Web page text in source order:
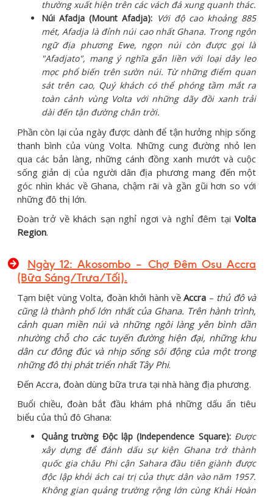
thường xuất hiện trên các vách đá xung quanh thác.
Núi Afadja (Mount Afadja): Với độ cao khoảng 885
mét, Afadja là đỉnh núi cao nhất Ghana. Trong ngôn
ngữ địa phương Ewe, ngọn núi còn được gọi là
"Afadjato", mang ý nghĩa gắn liền với loại dây leo
mọc phổ biến trên sườn núi. Từ những điểm quan
sát trên cao, Quý khách có thể phóng tầm mắt ra
toàn cảnh vùng Volta với những dãy đồi xanh trải
dài đến tận đường chân trời.
Phần còn lại của ngày được dành để tận hưởng nhịp sống
thanh bình của vùng Volta. Những cung đường nhỏ len
qua các bản làng, những cánh đồng xanh mướt và cuộc
sống giản dị của người dân địa phương mang đến một
góc nhìn khác về Ghana, chậm rãi và gần gũi hơn so với
những đô thị lớn.
Đoàn trở về khách sạn nghỉ ngơi và nghỉ đêm tại Volta
Region.
Ngày 12: Akosombo – Chợ Đêm Osu Accra
(Bữa Sáng/Trưa/Tối).
Tạm biệt vùng Volta, đoàn khởi hành vềAccra – thủ đô và
cũng là thành phố lớn nhất của Ghana. Trên hành trình,
cảnh quan miền núi và những ngôi làng yên bình dần
nhường chỗ cho các tuyến đường hiện đại, những khu
dân cư đông đúc và nhịp sống sôi động của một trong
những đô thị phát triển nhất Tây Phi.
Đến Accra, đoàn dùng bữa trưa tại nhà hàng địa phương.
Buổi chiều, đoàn bắt đầu khám phá những dấu ấn tiêu
biểu của thủ đô Ghana:
Quảng trường Độc lập (Independence Square): Được
xây dựng để đánh dấu sự kiện Ghana trở thành
quốc gia châu Phi cận Sahara đầu tiên giành được
độc lập khỏi ách cai trị của thực dân vào năm 1957.
Không gian quảng trường rộng lớn cùng Khải Hoàn